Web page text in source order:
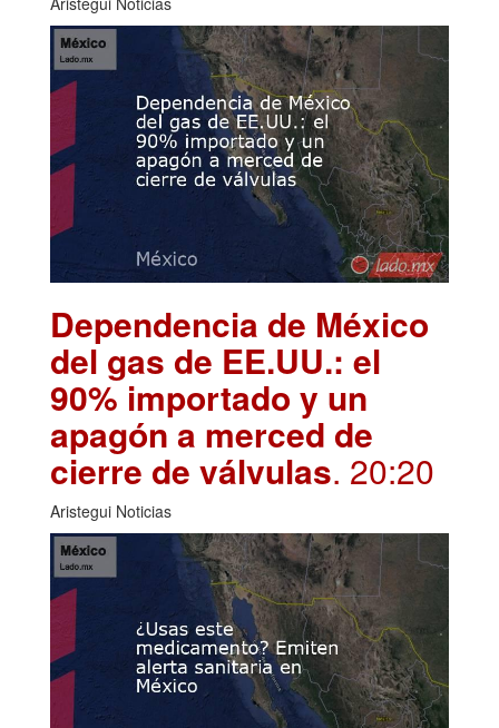
Dependencia de México
del gas de EE.UU.: el
90% importado y un
apagón a merced de
cierre de válvulas. 20:20
Aristegui Noticias